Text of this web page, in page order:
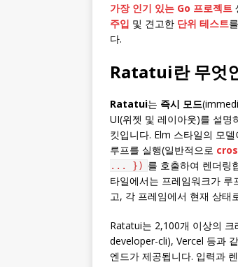
가장 인기 있는 Go 프로젝트
주입 및 견고한 단위 테스트
다.
Ratatui란 무엇
Ratatui는 즉시 모드
UI(위젯 및 레이아웃)를 설명
킷입니다. Elm 스타일의 모
루프를 실행(일반적으로
... }) 를 호출하여 렌더링
타일에서는 프레임워크가
고, 각 프레임에서 현재 상태
Ratatui는 2,100개 이상의
developer-cli), Vercel 등과
엔드가 제공됩니다. 입력과